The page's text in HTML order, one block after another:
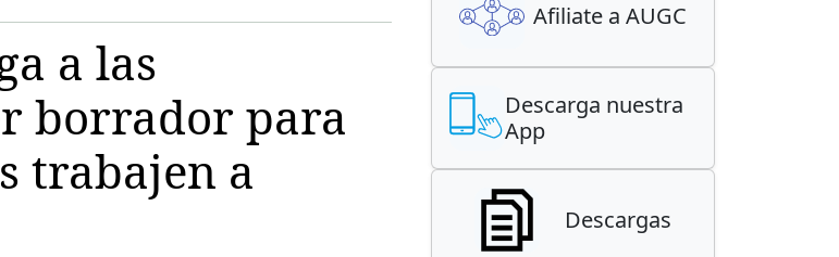
a las
borrador para
trabajen a
Afiliate a AUGC
Descarga nuestra
App
Descargas